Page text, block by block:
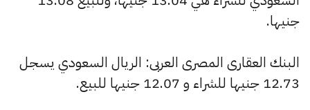
جنيها.
البنك العقارى المصرى العربى: الريال السعودي يسجل
12.73 جنيها للشراء و 12.07 جنيها للبيع.